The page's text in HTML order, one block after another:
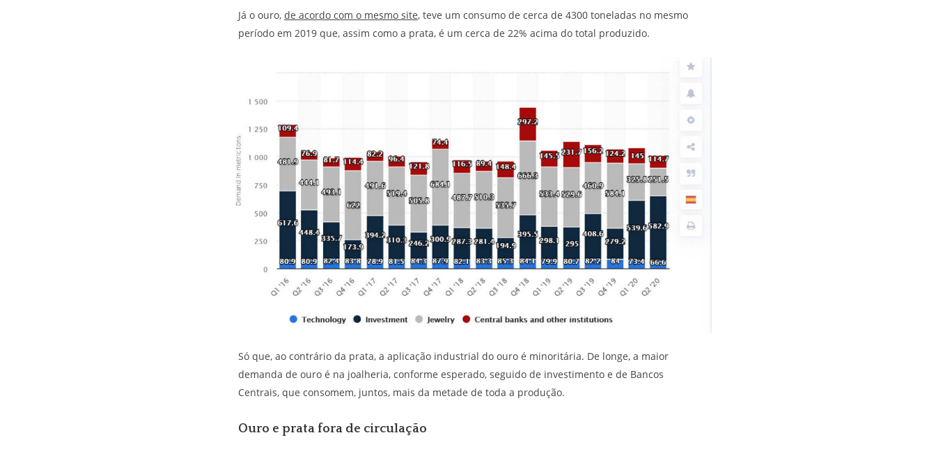
Já o ouro, de acordo com o mesmo site, teve um consumo de cerca de 4300 toneladas no mesmo
período em 2019 que, assim como a prata, é um cerca de 22% acima do total produzido.
Só que, ao contrário da prata, a aplicação industrial do ouro é minoritária. De longe, a maior
demanda de ouro é na joalheria, conforme esperado, seguido de investimento e de Bancos
Centrais, que consomem, juntos, mais da metade de toda a produção.
Ouro e prata fora de circulação